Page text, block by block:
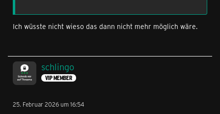
Ich wüsste nicht wieso das dann nicht mehr möglich wäre.
schlingo
VIP MEMBER
25. Februar 2026 um 16:54